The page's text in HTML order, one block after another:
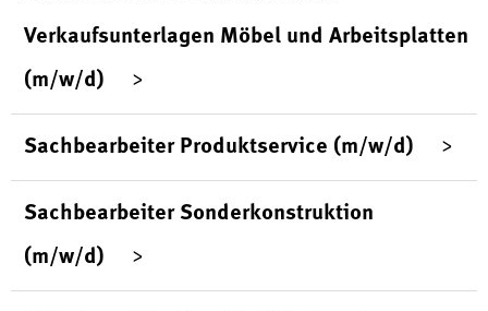
Verkaufsunterlagen Möbel und Arbeitsplatten
(m/w/d)
Sachbearbeiter Produktservice (m/w/d)
Sachbearbeiter Sonderkonstruktion
(m/w/d)